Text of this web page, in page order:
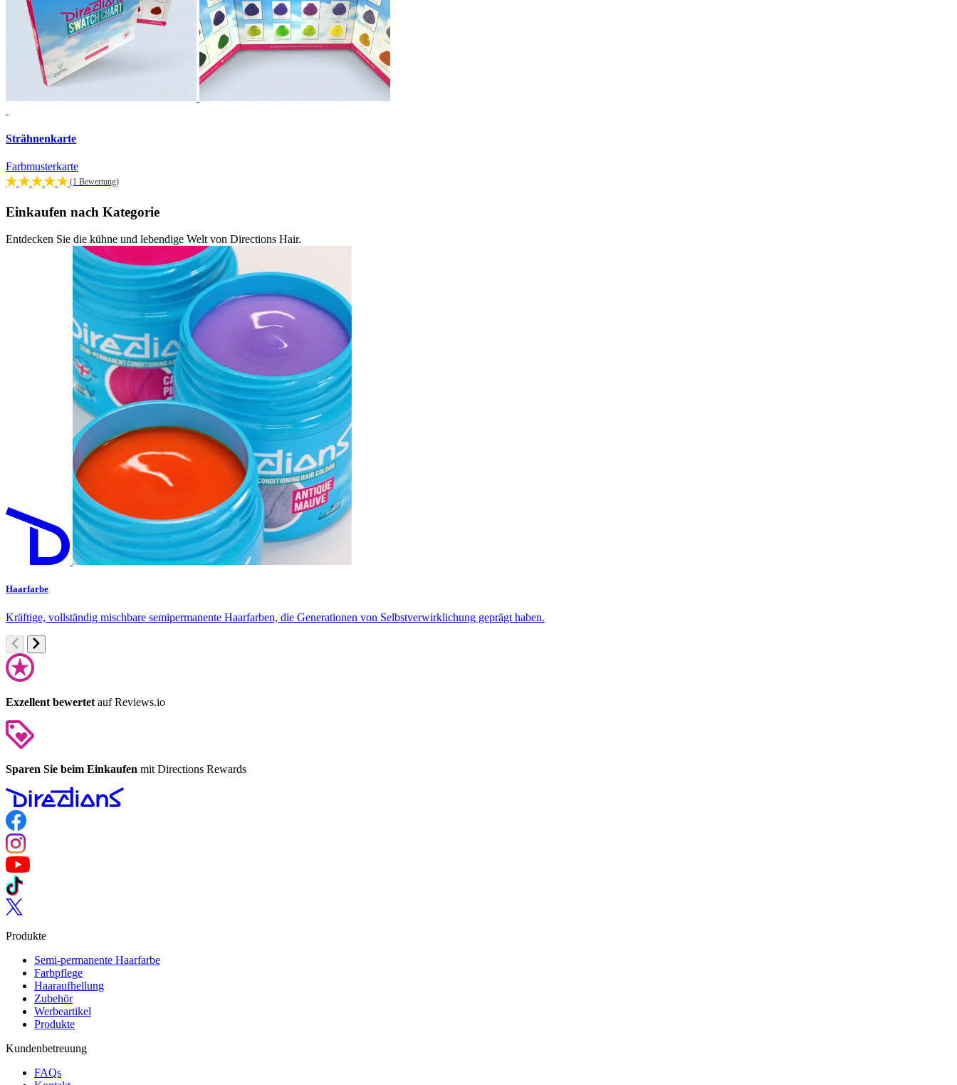
Strähnenkarte
Farbmusterkarte
(1 Bewertung)
Einkaufen nach Kategorie
Entdecken Sie die kühne und lebendige Welt von Directions Hair.
Haarfarbe
Kräftige, vollständig mischbare semipermanente Haarfarben, die Generationen von Selbstverwirklichung geprägt haben.
Exzellent bewertet auf Reviews.io
Sparen Sie beim Einkaufen mit Directions Rewards
Follow us on Facebook
Follow us on Instagram
Follow us on YouTube
Follow us on TikTok
Follow us on Twitter
Produkte
Semi-permanente Haarfarbe
Farbpflege
Haaraufhellung
Zubehör
Werbeartikel
Produkte
Kundenbetreuung
FAQs